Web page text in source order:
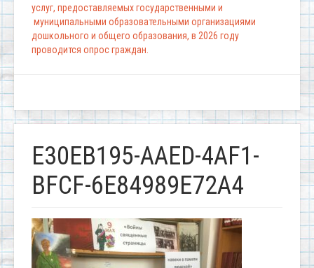
услуг, предоставляемых государственными и
муниципальными образовательными организациями
дошкольного и общего образования, в 2026 году
проводится опрос граждан.
E30EB195-AAED-4AF1-
BFCF-6E84989E72A4